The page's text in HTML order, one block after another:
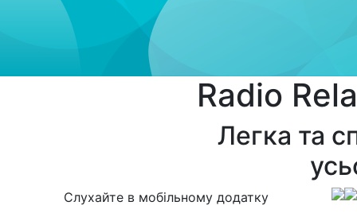
Radio
Легка та
Слухайте в мобільному додатку